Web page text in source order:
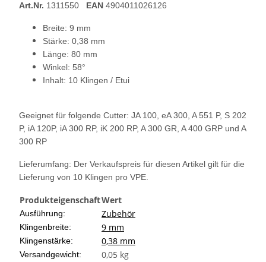
Art.Nr. 1311550 EAN 4904011026126
Breite: 9 mm
Stärke: 0,38 mm
Länge: 80 mm
Winkel: 58°
Inhalt: 10 Klingen / Etui
Geeignet für folgende Cutter: JA 100, eA 300, A 551 P, S 202
P, iA 120P, iA 300 RP, iK 200 RP, A 300 GR, A 400 GRP und A
300 RP
Lieferumfang: Der Verkaufspreis für diesen Artikel gilt für die
Lieferung von 10 Klingen pro VPE.
ProdukteigenschaftWert
Ausführung: Zubehör
Klingenbreite: 9 mm
Klingenstärke: 0,38 mm
Versandgewicht: 0,05 kg